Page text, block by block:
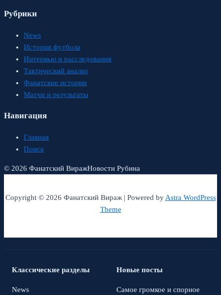
Рубрики
News
История футбола
Интервью и расследования
Тактический анализ
Фанатские истории
Матчи и результаты
Навигация
Главная
Поиск
© 2026 Фанатский ВиражНовости Рубина
Copyright © 2026 Фанатский Вираж | Powered byAstra WordPress
Theme
Классические разделы
News
Новые посты
Самое громкое и спорное